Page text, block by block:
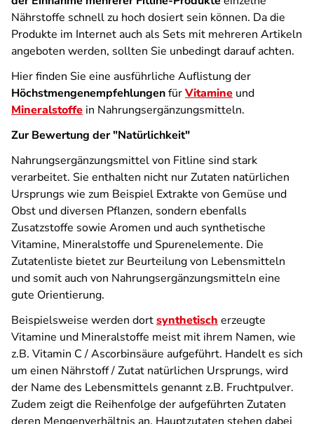
Nährstoffe schnell zu hoch dosiert sein können. Da die
Produkte im Internet auch als Sets mit mehreren Artikeln
angeboten werden, sollten Sie unbedingt darauf achten.
Hier finden Sie eine ausführliche Auflistung der
HöchstmengenempfehlungenfürVitamine und
Mineralstoffe in Nahrungsergänzungsmitteln.
Zur Bewertung der "Natürlichkeit"
Nahrungsergänzungsmittel von Fitline sind stark
verarbeitet. Sie enthalten nicht nur Zutaten natürlichen
Ursprungs wie zum Beispiel Extrakte von Gemüse und
Obst und diversen Pflanzen, sondern ebenfalls
Zusatzstoffe sowie Aromen und auch synthetische
Vitamine, Mineralstoffe und Spurenelemente. Die
Zutatenliste bietet zur Beurteilung von Lebensmitteln
und somit auch von Nahrungsergänzungsmitteln eine
gute Orientierung.
Beispielsweise werden dortsynthetisch erzeugte
Vitamine und Mineralstoffe meist mit ihrem Namen, wie
z.B. Vitamin C / Ascorbinsäure aufgeführt. Handelt es sich
um einen Nährstoff / Zutat natürlichen Ursprungs, wird
der Name des Lebensmittels genannt z.B. Fruchtpulver.
Zudem zeigt die Reihenfolge der aufgeführten Zutaten